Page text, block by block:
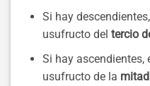
Si hay
usufructo del tercio
Si hay ascendientes,
usufructo de la mitad